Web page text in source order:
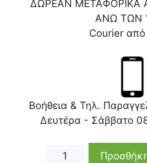
ΔΩΡΕΑΝ ΜΕΤΑΦΟΡΙΚΑ
ΑΝΩ ΤΩΝ
Courier
Βοήθεια & Τηλ.
Δευτέρα - Σάββατο